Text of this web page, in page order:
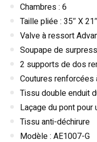
Chambres : 6
Taille pliée : 35″ X
Valve à ressort
Soupape de
2 supports de dos
Coutures renforcées
Tissu double enduit
Laçage du pont pour
Tissu anti-déchirure
Modèle : AE1007-G